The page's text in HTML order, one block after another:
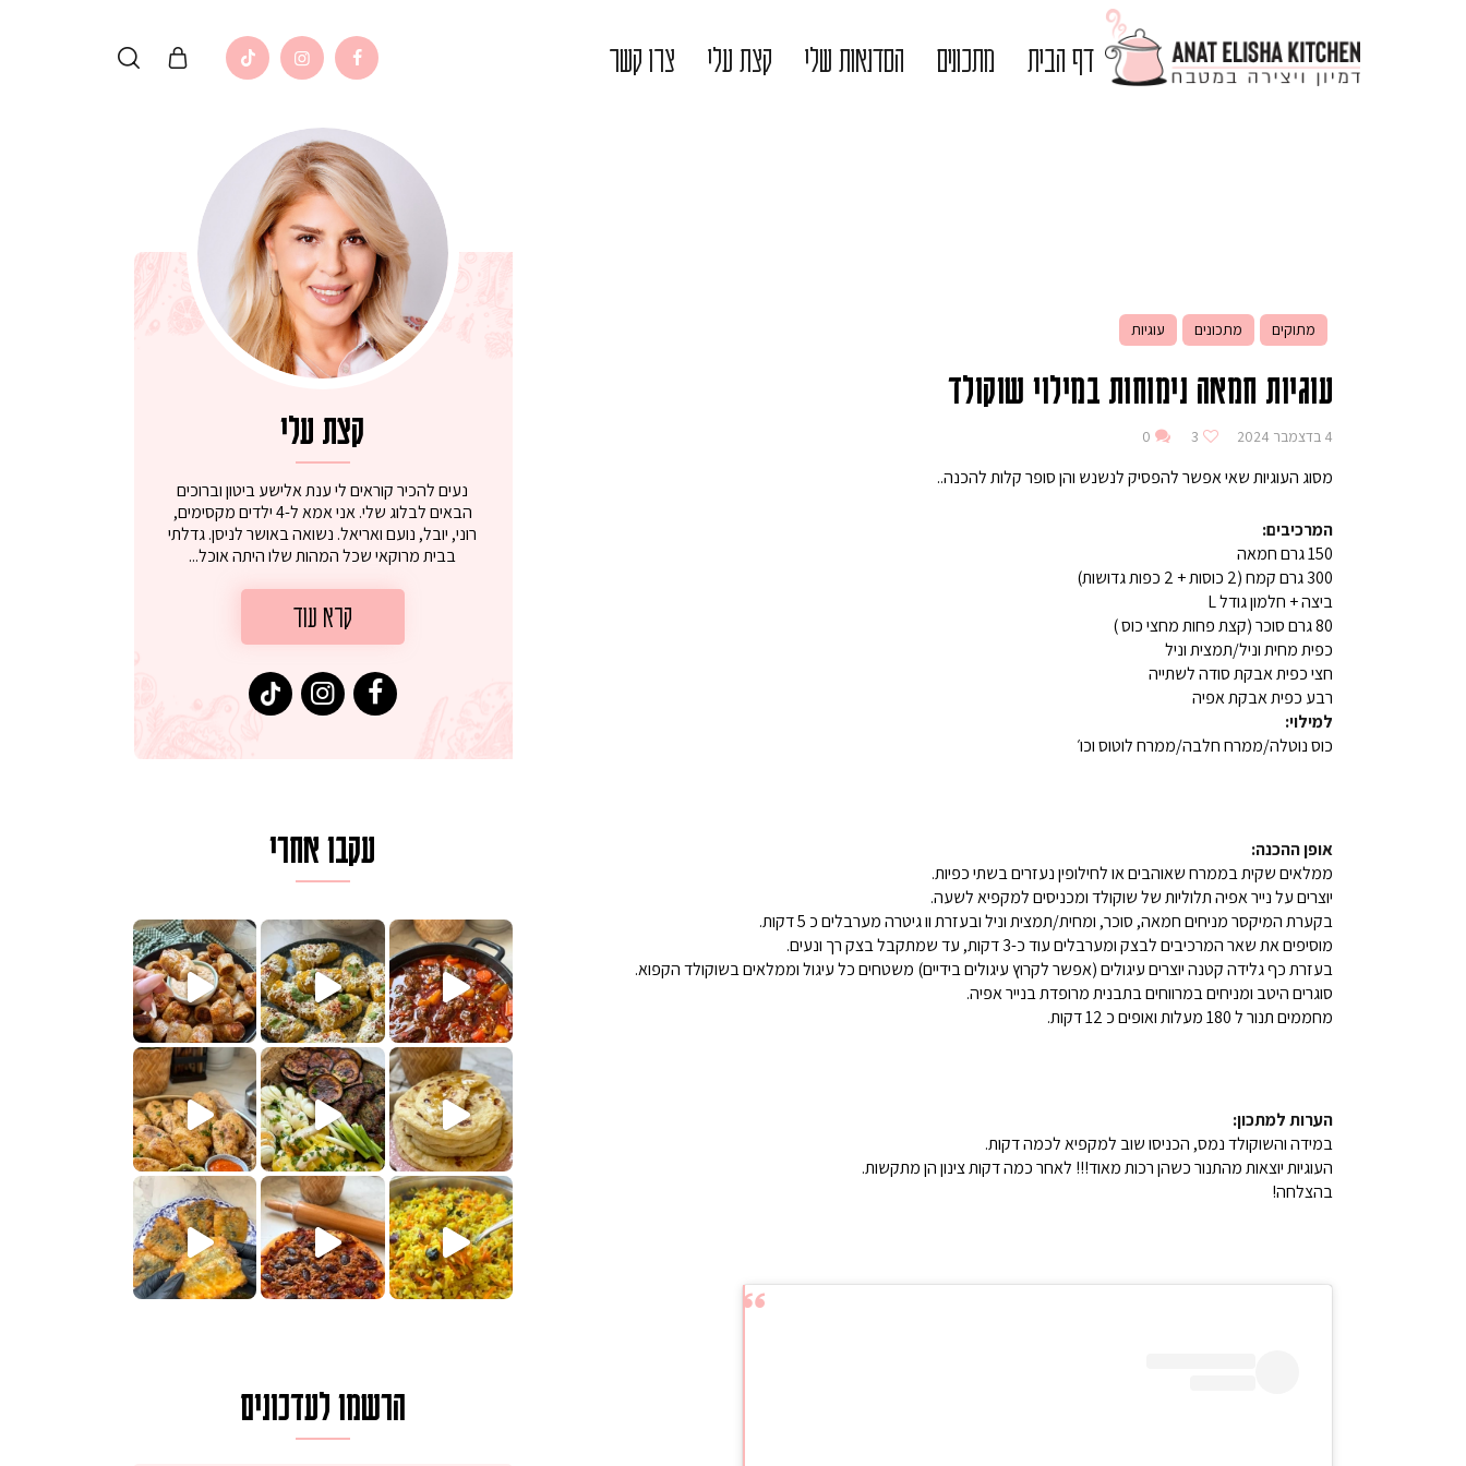
דף הבית מתכונים הסדנאות שלי קצת עלי צרו קשר
מתוקים מתכונים עוגיות
עוגיות חמאה נימוחות במילוי שוקולד
4 בדצמבר 2024 3
0
מסוג העוגיות שאי אפשר להפסיק לנשנש והן סופר קלות להכנה..
המרכיבים:
150 גרם חמאה
300 גרם קמח (2 כוסות + 2 כפות גדושות)
ביצה + חלמון גודל L
80 גרם סוכר (קצת פחות מחצי כוס )
כפית מחית וניל/תמצית וניל
חצי כפית אבקת סודה לשתייה
רבע כפית אבקת אפיה
למילוי:
כוס נוטלה/ממרח חלבה/ממרח לוטוס וכו׳
אופן ההכנה:
ממלאים שקית בממרח שאוהבים או לחילופין נעזרים בשתי כפיות.
יוצרים על נייר אפיה תלוליות של שוקולד ומכניסים למקפיא לשעה.
בקערת המיקסר מניחים חמאה, סוכר, ומחית/תמצית וניל ובעזרת וו גיטרה מערבלים כ 5 דקות.
מוסיפים את שאר המרכיבים לבצק ומערבלים עוד כ-3 דקות, עד שמתקבל בצק רך ונעים.
בעזרת כף גלידה קטנה יוצרים עיגולים (אפשר לקרוץ עיגולים בידיים) משטחים כל עיגול וממלאים בשוקולד הקפוא.
סוגרים היטב ומניחים במרווחים בתבנית מרופדת בנייר אפיה.
מחממים תנור ל 180 מעלות ואופים כ 12 דקות.
הערות למתכון:
במידה והשוקולד נמס, הכניסו שוב למקפיא לכמה דקות.
העוגיות יוצאות מהתנור כשהן רכות מאוד!!! לאחר כמה דקות צינון הן מתקשות.
בהצלחה!
קצת עלי
נעים להכיר קוראים לי ענת אלישע ביטון וברוכים
הבאים לבלוג שלי. אני אמא ל-4 ילדים מקסימים,
רוני, יובל, נועם ואריאל. נשואה באושר לניסן. גדלתי
בבית מרוקאי שכל המהות שלו היתה אוכל...
קרא עוד
עקבו אחרי
תבשיל גולש לכבוד שבת קודש, מתכון חדש . גולש המר
קלחי תירס צרובים על מחבת עם גבינה בולגרית מעודנת מ
נשנושי פרגיות קריספיים ממכרים שמכינים בכמה דקות עב
לחם מחבת שהוא שילוב של מופלטה וספינז׳, רעיון מעולאז מה בשבילכם? בפ
פסטל טוניסאי לתשעת הימים, חשבתי מה לחדש לכם ונראה
למתכון
פיצה של תשעת הימים ולמה היא נקראת ככה? ההסבר בסרטו
מז׳ווז׳ין או בתרגום לעברית, מחותניםמתכון ראש
הרשמו לעדכונים